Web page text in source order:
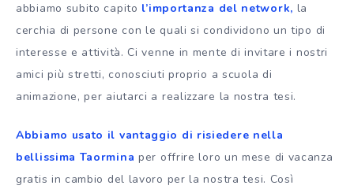
abbiamo subito capito l’importanza del network, la
cerchia di persone con le quali si condividono un tipo di
interesse e attività. Ci venne in mente di invitare i nostri
amici più stretti, conosciuti proprio a scuola di
animazione, per aiutarci a realizzare la nostra tesi.
Abbiamo usato il vantaggio di risiedere nella
bellissima Taormina per offrire loro un mese di vacanza
gratis in cambio del lavoro per la nostra tesi. Così